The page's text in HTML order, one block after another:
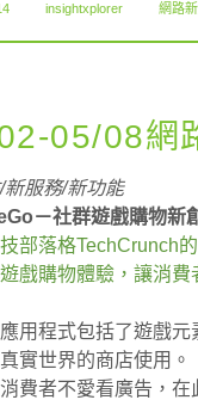
insightxplorer 網路
05/08網
新服務/新功能
－社群遊戲購物新
部落格TechCrunch
戲購物體驗，讓消
用程式包括了遊戲元
實世界的商店使用。
費者不愛看廣告，在